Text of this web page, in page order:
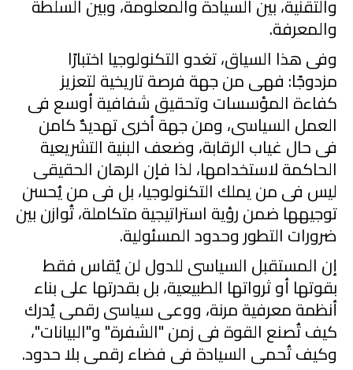
والتقنية، بين السيادة والمعلومة، وبين السلطة
والمعرفة.
وفى هذا السياق، تغدو التكنولوجيا اختبارًا
مزدوجًا: فهى من جهة فرصة تاريخية لتعزيز
كفاءة المؤسسات وتحقيق شفافية أوسع فى
العمل السياسى، ومن جهة أخرى تهديدٌ كامن
فى حال غياب الرقابة، وضعف البنية التشريعية
الحاكمة لاستخدامها، لذا فإن الرهان الحقيقى
ليس فى من يملك التكنولوجيا، بل فى من يُحسن
توجيهها ضمن رؤية استراتيجية متكاملة، تُوازن بين
ضرورات التطور وحدود المسئولية.
إن المستقبل السياسى للدول لن يُقاس فقط
بقوتها أو ثرواتها الطبيعية، بل بقدرتها على بناء
أنظمة معرفية مرنة، ووعى سياسى رقمى يُدرك
كيف تُصنع القوة فى زمن "الشفرة" و"البيانات"،
وكيف تُحمى السيادة فى فضاء رقمى بلا حدود.